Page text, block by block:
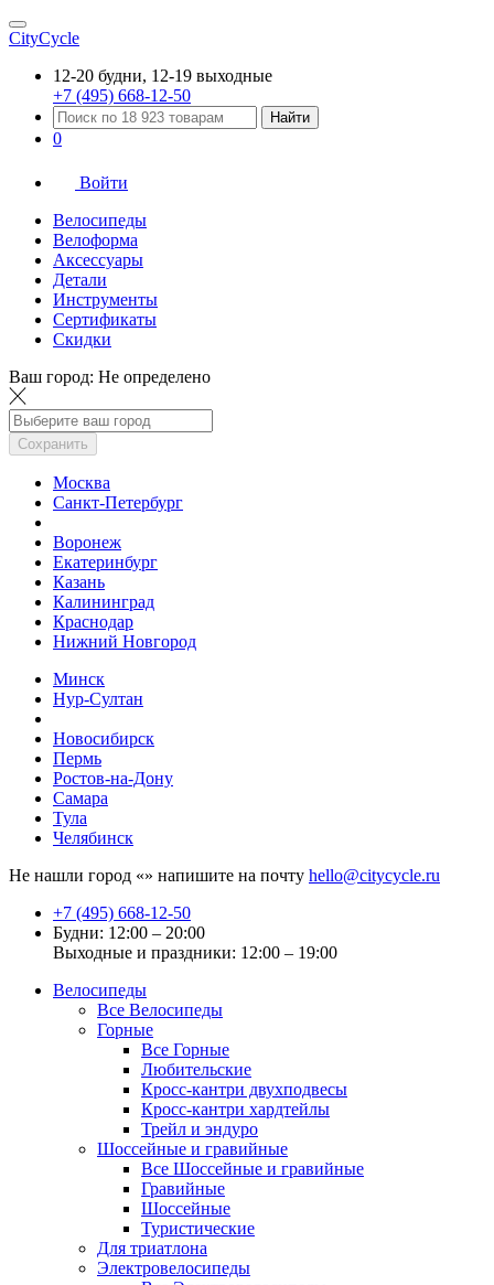
CityCycle
12-20 будни, 12-19 выходные
+7 (495) 668-12-50
Найти
0
Войти
Велосипеды
Велоформа
Аксессуары
Детали
Инструменты
Сертификаты
Скидки
Ваш город: Не определено
Сохранить
Москва
Санкт-Петербург
Воронеж
Екатеринбург
Казань
Калининград
Краснодар
Нижний Новгород
Минск
Нур-Султан
Новосибирск
Пермь
Ростов-на-Дону
Самара
Тула
Челябинск
Не нашли город «» напишите на почту hello@citycycle.ru
+7 (495) 668-12-50
Будни: 12:00 – 20:00
Выходные и праздники: 12:00 – 19:00
Велосипеды
Все Велосипеды
Горные
Все Горные
Любительские
Кросс-кантри двухподвесы
Кросс-кантри хардтейлы
Трейл и эндуро
Шоссейные и гравийные
Все Шоссейные и гравийные
Гравийные
Шоссейные
Туристические
Для триатлона
Электровелосипеды